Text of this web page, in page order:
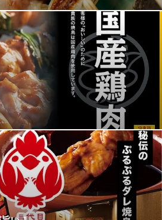
庄司横浜南幸ビル1F
焼きは、25年前の創業からずっと機械
しています。 機械刺しとは全く違う食
浜西口店
歩1分
2-15-25 鈴木ビル
。価格・味わいともに 満足いただける
族の焼鳥は国産鶏肉を使用しておりま
屋町店